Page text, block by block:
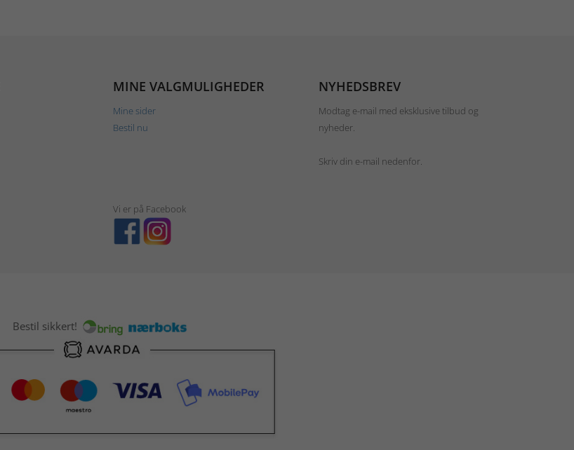
MINE VALGMULIGHEDER
Mine sider
Bestil nu
NYHEDSBREV
Modtag e-mail med eksklusive tilbud og
nyheder.
Skriv din e-mail nedenfor.
Vi er på Facebook
Bestil sikkert!